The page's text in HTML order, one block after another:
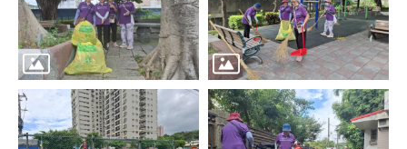
局
文
化
資
產
臺
北